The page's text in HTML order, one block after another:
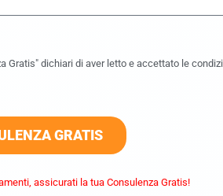
Gratis" dichiari di aver letto e accettato le
GRATIS
assicurati la tua Consulenza Gratis!